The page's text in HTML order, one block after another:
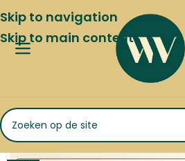
Skip to navigation
Skip to main content